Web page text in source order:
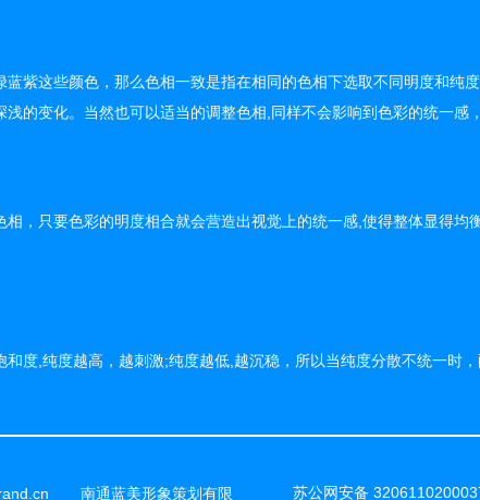
紫这些颜色，那么色相一致是指在相同的色相下选取不同明度和纯
的变化。当然也可以适当的调整色相,同样不会影响到色彩的统一感
，只要色彩的明度相合就会营造出视觉上的统一感,使得整体显得均
度,纯度越高，越刺激;纯度越低,越沉稳，所以当纯度分散不统一时
南通蓝美形象策划有限 苏公网安备